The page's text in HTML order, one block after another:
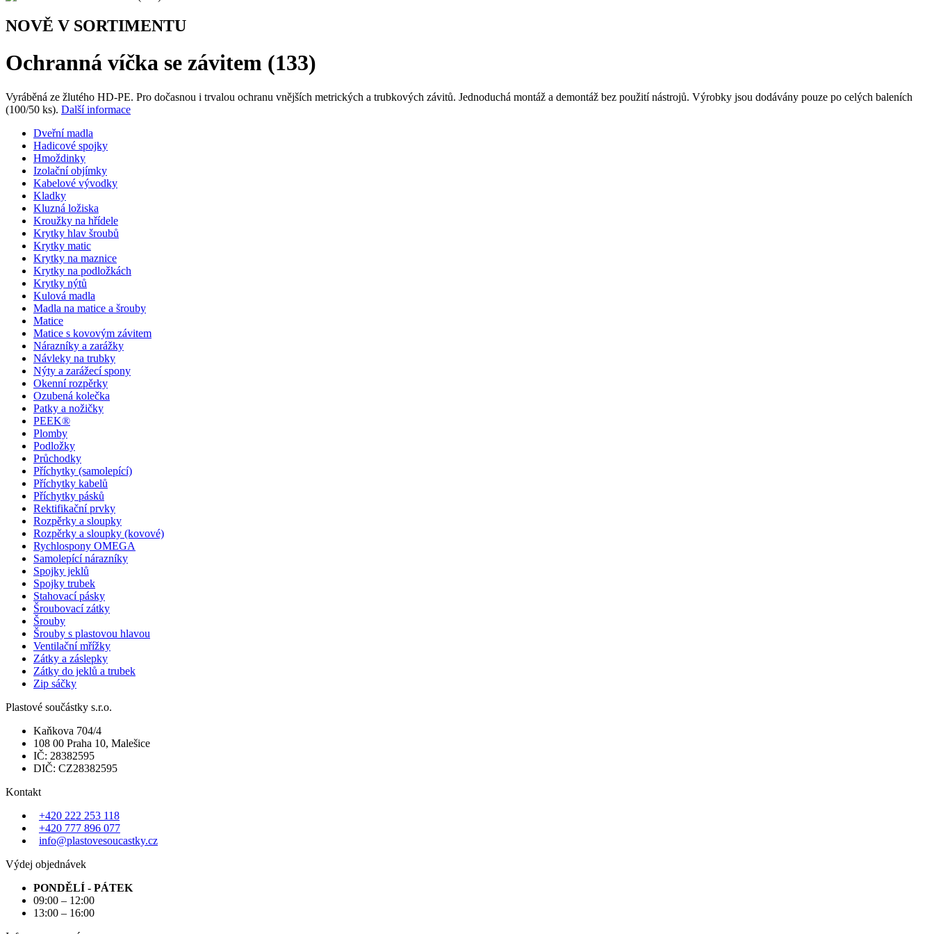
NOVĚ V SORTIMENTU
Ochranná víčka se závitem (133)
Vyráběná ze žlutého HD-PE. Pro dočasnou i trvalou ochranu vnějších metrických a trubkových závitů. Jednoduchá montáž a demontáž bez použití nástrojů. Výrobky jsou dodávány pouze po celých baleních
(100/50 ks). Další informace
Dveřní madla
Hadicové spojky
Hmoždinky
Izolační objímky
Kabelové vývodky
Kladky
Kluzná ložiska
Kroužky na hřídele
Krytky hlav šroubů
Krytky matic
Krytky na maznice
Krytky na podložkách
Krytky nýtů
Kulová madla
Madla na matice a šrouby
Matice
Matice s kovovým závitem
Nárazníky a zarážky
Návleky na trubky
Nýty a zarážecí spony
Okenní rozpěrky
Ozubená kolečka
Patky a nožičky
PEEK®
Plomby
Podložky
Průchodky
Příchytky (samolepící)
Příchytky kabelů
Příchytky pásků
Rektifikační prvky
Rozpěrky a sloupky
Rozpěrky a sloupky (kovové)
Rychlospony OMEGA
Samolepící nárazníky
Spojky jeklů
Spojky trubek
Stahovací pásky
Šroubovací zátky
Šrouby
Šrouby s plastovou hlavou
Ventilační mřížky
Zátky a záslepky
Zátky do jeklů a trubek
Zip sáčky
Plastové součástky s.r.o.
Kaňkova 704/4
108 00 Praha 10, Malešice
IČ: 28382595
DIČ: CZ28382595
Kontakt
+420 222 253 118
+420 777 896 077
info@plastovesoucastky.cz
Výdej objednávek
PONDĚLÍ - PÁTEK
09:00 – 12:00
13:00 – 16:00